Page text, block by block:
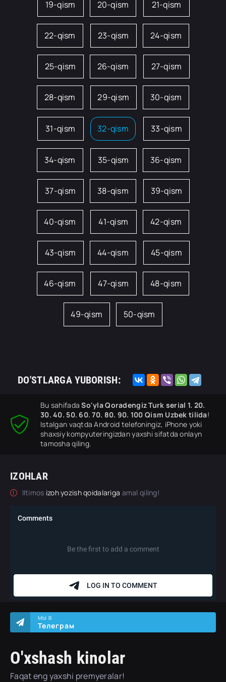
19-qism 20-qism 21-qism
22-qism 23-qism 24-qism
25-qism 26-qism 27-qism
28-qism 29-qism 30-qism
31-qism 32-qism 33-qism
34-qism 35-qism 36-qism
37-qism 38-qism 39-qism
40-qism 41-qism 42-qism
43-qism 44-qism 45-qism
46-qism 47-qism 48-qism
49-qism 50-qism
DO'STLARGA YUBORISH:
Bu sahifadaSo'yla Qoradengiz Turk serial 1. 20.
30. 40. 50. 60. 70. 80. 90. 100 Qism Uzbek tilida!
Istalgan vaqtda Android telefoningiz, iPhone yoki
shaxsiy kompyuteringizdan yaxshi sifatda onlayn
tamosha qiling.
IZOHLAR
Iltimos izoh yozish qoidalariga amal qiling!
O'xshash kinolar
Faqat eng yaxshi premyeralar!
МЫ В
Телеграм